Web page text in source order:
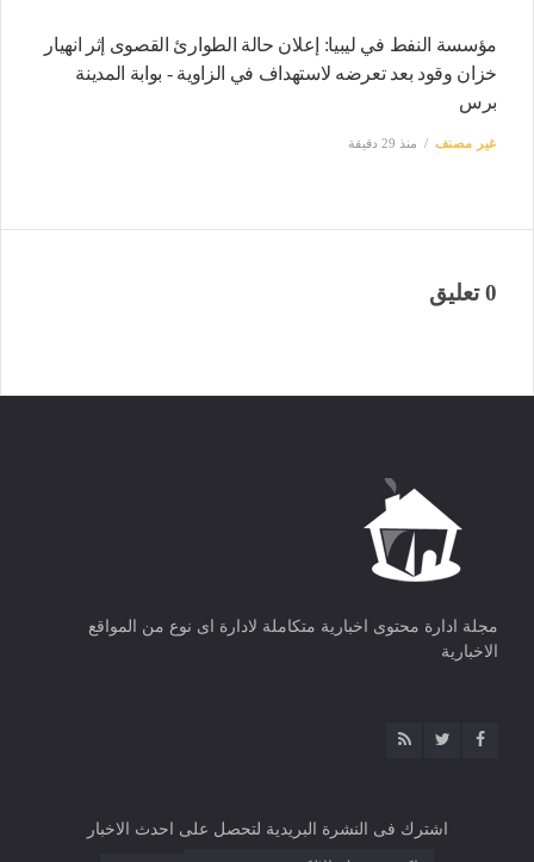
مؤسسة النفط في ليبيا: إعلان حالة الطوارئ القصوى إثر انهيار
خزان وقود بعد تعرضه لاستهداف في الزاوية - بوابة المدينة
برس
غير مصنف منذ 29 دقيقة
0 تعليق
مجلة ادارة محتوى اخبارية متكاملة لادارة اى نوع من المواقع
الاخبارية
اشترك فى النشرة البريدية لتحصل على احدث الاخبار